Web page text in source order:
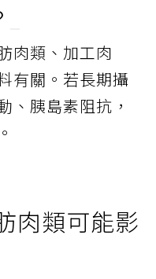
肉類、加工肉
有關。若長期攝
、胰島素阻抗，
肉類可能影